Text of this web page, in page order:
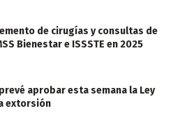
de cirugías y consultas de
Bienestar e ISSSTE en 2025
aprobar esta semana la Ley
extorsión